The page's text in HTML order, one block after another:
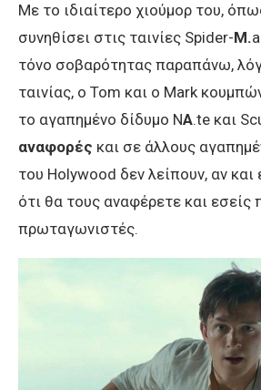
Με το ιδιαίτερο χιούμορ του,
συνηθίσει στις ταινίες Spider-M.
τόνο σοβαρότητας παραπάνω,
ταινίας, ο Tom και ο Mark
το αγαπημένο δίδυμο NA.te και
αναφορές και σε άλλους
του Holywood δεν λείπουν, αν και
ότι θα τους αναφέρετε και εσείς
πρωταγωνιστές.